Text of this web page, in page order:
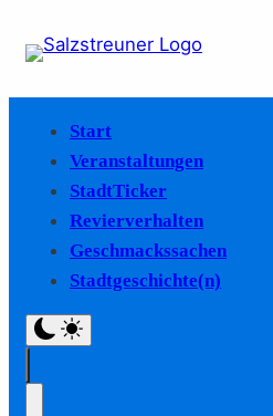
Start
Veranstaltungen
StadtTicker
Revierverhalten
Geschmackssachen
Stadtgeschichte(n)